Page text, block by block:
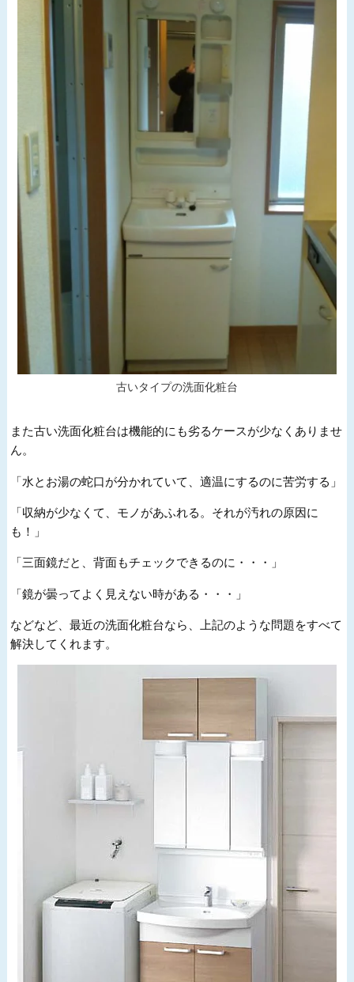
古いタイプの洗面化粧台
また古い洗面化粧台は機能的にも劣るケースが少なくありませ
ん。
「水とお湯の蛇口が分かれていて、適温にするのに苦労する」
「収納が少なくて、モノがあふれる。それが汚れの原因に
も！」
「三面鏡だと、背面もチェックできるのに・・・」
「鏡が曇ってよく見えない時がある・・・」
などなど、最近の洗面化粧台なら、上記のような問題をすべて
解決してくれます。